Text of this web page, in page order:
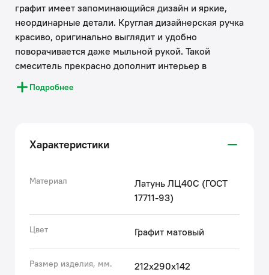
графит имеет запоминающийся дизайн и яркие,
неординарные детали. Круглая дизайнерская ручка
красиво, оригинально выглядит и удобно
поворачивается даже мыльной рукой. Такой
смеситель прекрасно дополнит интерьер в
трендовом стиле лофт и подойдет как для ванны, так
и для душевой кабины; излив поворотный, и его
настенный держатель и гибкий шланг (1,5 м) из
силикона с защитой от перекручивания.
пониженным содержанием свинца — стойкий к
коррозии, резким изменениям давления и
• Керамический поворотный дивертор на корпусе
надежно и плавно переключает поток воды с излива
на лейку даже при минимальном давлении воды в
трубах.
Подробнее
Характеристики
Материал
Латунь ЛЦ40C (ГОСТ
17711-93)
Цвет Графит матовый
Размер изделия, мм. 212x290x142